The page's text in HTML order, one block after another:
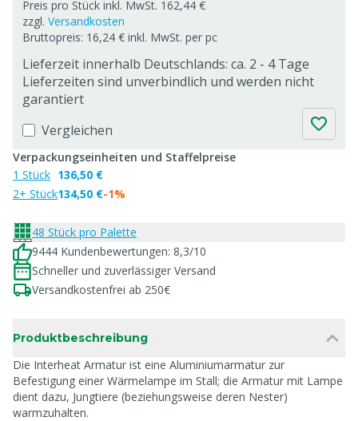
Preis pro Stück inkl. MwSt. 162,44 €
zzgl. Versandkosten
Bruttopreis: 16,24 € inkl. MwSt. per pc
Lieferzeit innerhalb Deutschlands: ca. 2 - 4 Tage
Lieferzeiten sind unverbindlich und werden nicht
garantiert
Vergleichen
Verpackungseinheiten und Staffelpreise
1 Stück
2+ Stück
136,50 €
134,50 €-1%
48 Stück pro Palette
9444 Kundenbewertungen: 8,3/10
Schneller und zuverlässiger Versand
Versandkostenfrei ab 250€
Produktbeschreibung
Die Interheat Armatur ist eine Aluminiumarmatur zur
Befestigung einer Wärmelampe im Stall; die Armatur mit Lampe
dient dazu, Jungtiere (beziehungsweise deren Nester)
warmzuhalten.